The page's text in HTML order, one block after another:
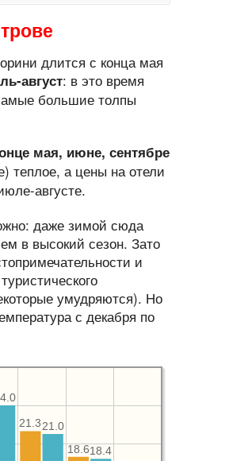
длится с конца мая
август: в это время
большие толпы
мая, июне, сентябре
теплое, а цены на отели
августе.
даже зимой сюда
в высокий сезон. Зато
и
умудряются). Но
с декабря по